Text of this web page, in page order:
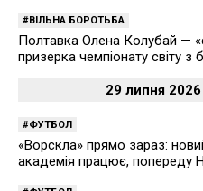
ВІЛЬНА БОРОТЬБА
Полтавка Олена Колубай —
призерка чемпіонату світу з
29 липня 2026
ФУТБОЛ
«Ворскла» прямо зараз:
академія працює, попереду